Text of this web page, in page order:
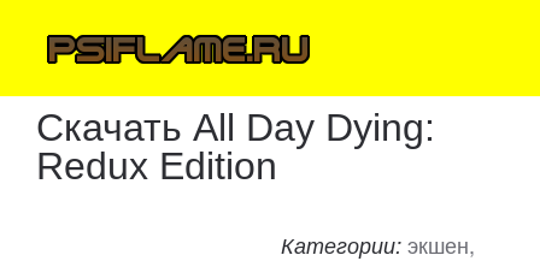
Скачать All Day Dying:
Redux Edition
Категории: экшен,